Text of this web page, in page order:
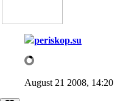
periskop.su
August 21 2008, 14:20